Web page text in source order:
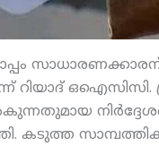
റിയാദ്
കടുത്ത